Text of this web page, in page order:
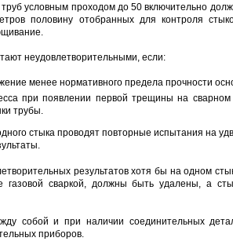
условным проходом до 50 включительно
половину отобранных для контроля
неудовлетворительными, если:
менее нормативного предела прочности
при появлении первой трещины на
трубы.
стыка проводят повторные испытания на
результатов хотя бы на одном
газовой сваркой, должны быть удалены, а
собой и при наличии соединительных
приборов.